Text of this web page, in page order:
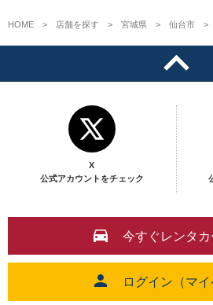
HOME 店舗を探す 宮城県 仙台市
X
公式アカウントをチェック
今すぐレンタ
ログイン（マイ